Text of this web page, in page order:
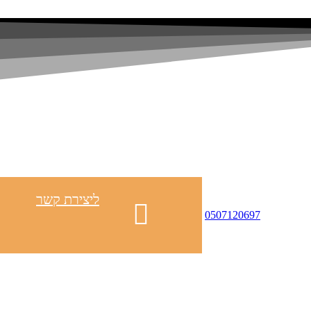
0507120697
ליצירת קשר